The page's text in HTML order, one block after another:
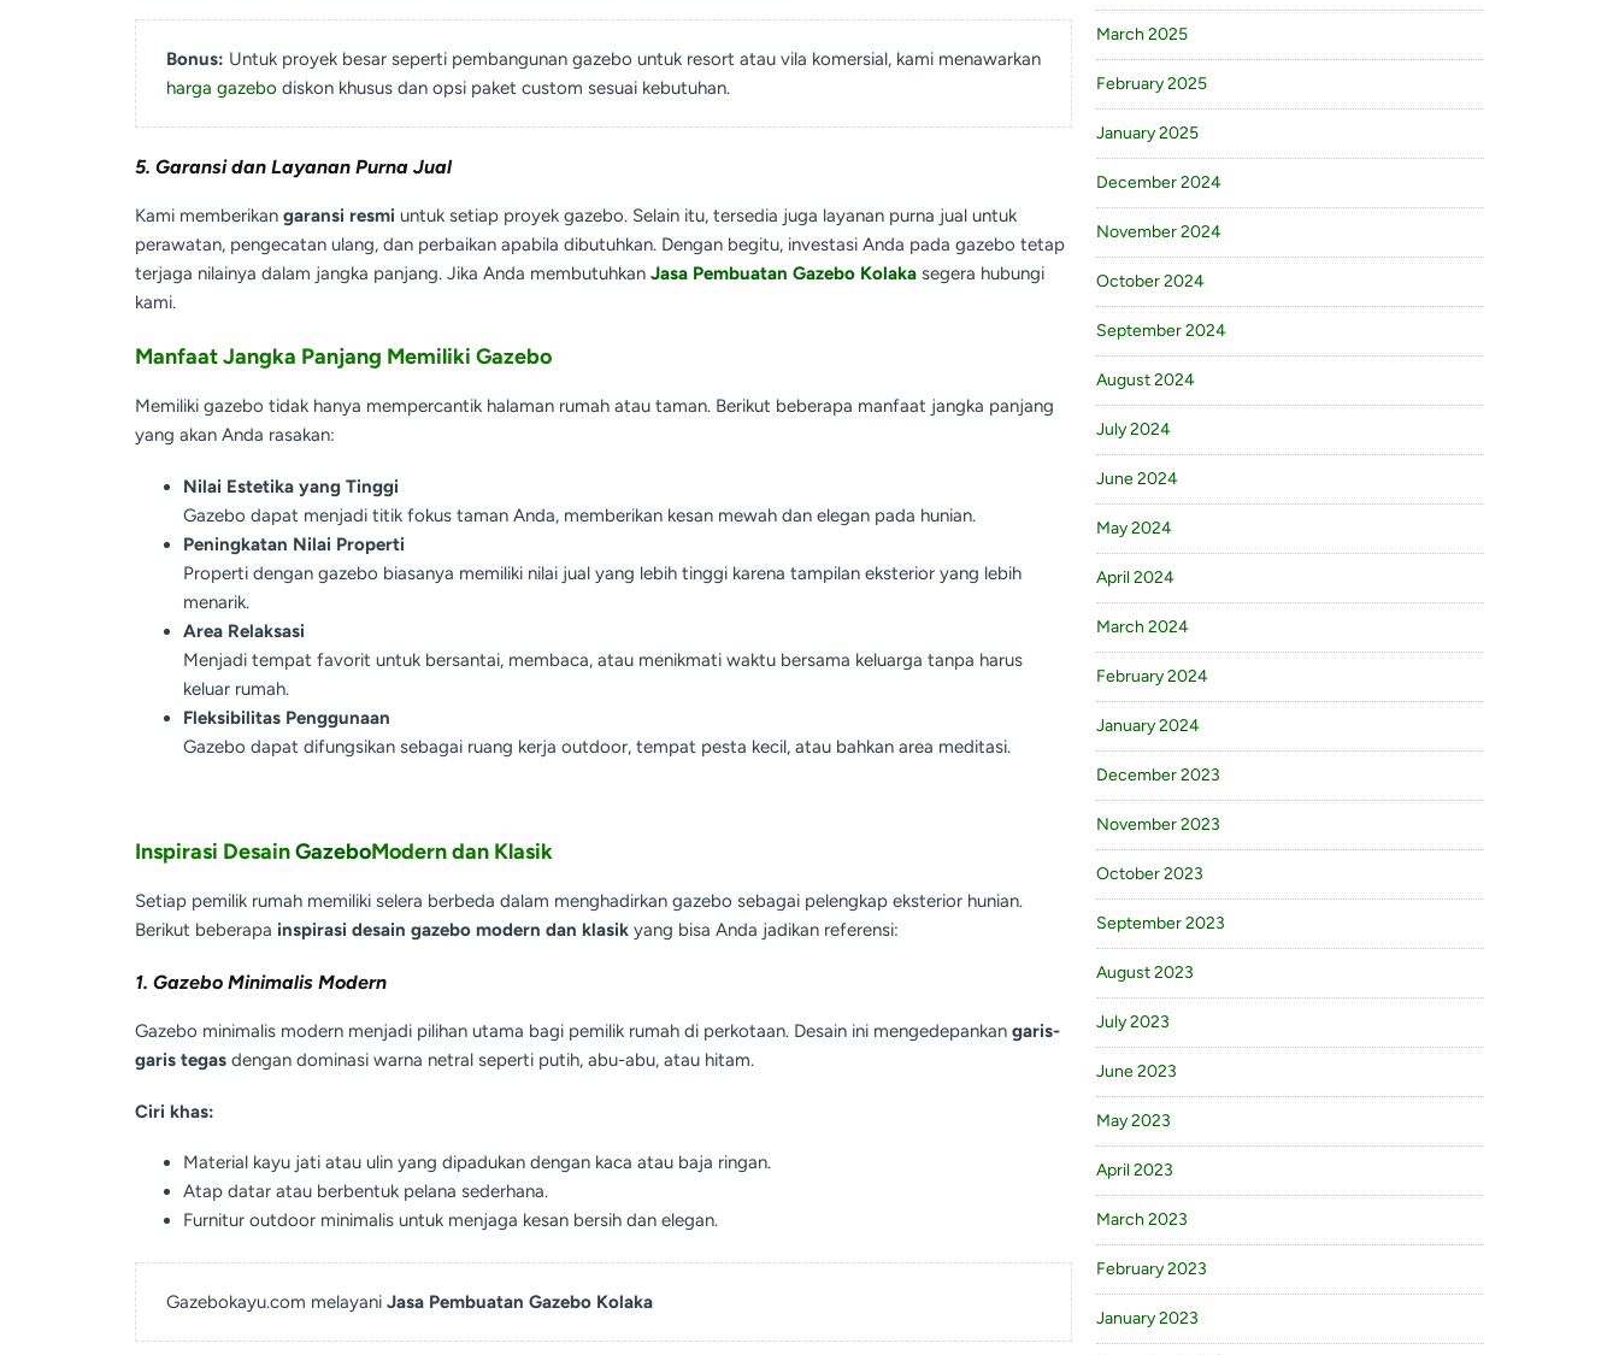
Bonus: Untuk proyek besar seperti pembangunan gazebo untuk resort atau vila komersial, kami menawarkan
harga gazebo diskon khusus dan opsi paket custom sesuai kebutuhan.
5. Garansi dan Layanan Purna Jual
Kami memberikan garansi resmi untuk setiap proyek gazebo. Selain itu, tersedia juga layanan purna jual untuk
perawatan, pengecatan ulang, dan perbaikan apabila dibutuhkan. Dengan begitu, investasi Anda pada gazebo tetap
terjaga nilainya dalam jangka panjang. Jika Anda membutuhkan Jasa Pembuatan Gazebo Kolaka segera hubungi
kami.
Manfaat Jangka Panjang Memiliki Gazebo
Memiliki gazebo tidak hanya mempercantik halaman rumah atau taman. Berikut beberapa manfaat jangka panjang
yang akan Anda rasakan:
Nilai Estetika yang Tinggi
Gazebo dapat menjadi titik fokus taman Anda, memberikan kesan mewah dan elegan pada hunian.
Peningkatan Nilai Properti
Properti dengan gazebo biasanya memiliki nilai jual yang lebih tinggi karena tampilan eksterior yang lebih
menarik.
Area Relaksasi
Menjadi tempat favorit untuk bersantai, membaca, atau menikmati waktu bersama keluarga tanpa harus
keluar rumah.
Fleksibilitas Penggunaan
Gazebo dapat difungsikan sebagai ruang kerja outdoor, tempat pesta kecil, atau bahkan area meditasi.
Inspirasi DesainGazeboModern dan Klasik
Setiap pemilik rumah memiliki selera berbeda dalam menghadirkan gazebo sebagai pelengkap eksterior hunian.
Berikut beberapa inspirasi desain gazebo modern dan klasik yang bisa Anda jadikan referensi:
1. Gazebo Minimalis Modern
Gazebo minimalis modern menjadi pilihan utama bagi pemilik rumah di perkotaan. Desain ini mengedepankan garis-
garis tegas dengan dominasi warna netral seperti putih, abu-abu, atau hitam.
Ciri khas:
Material kayu jati atau ulin yang dipadukan dengan kaca atau baja ringan.
Atap datar atau berbentuk pelana sederhana.
Furnitur outdoor minimalis untuk menjaga kesan bersih dan elegan.
Gazebokayu.com melayani Jasa Pembuatan Gazebo Kolaka
March 2025
February 2025
January 2025
December 2024
November 2024
October 2024
September 2024
August 2024
July 2024
June 2024
May 2024
April 2024
March 2024
February 2024
January 2024
December 2023
November 2023
October 2023
September 2023
August 2023
July 2023
June 2023
May 2023
April 2023
March 2023
February 2023
January 2023